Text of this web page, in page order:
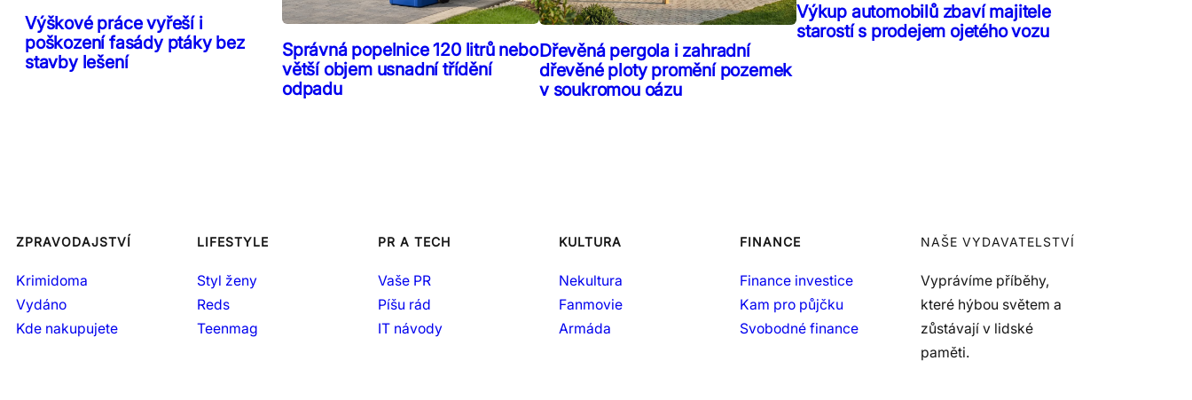
Výškové práce vyřeší i
poškození fasády ptáky bez
stavby lešení
Správná popelnice 120 litrů nebo
větší objem usnadní třídění
odpadu
Dřevěná pergola i zahradní
dřevěné ploty promění pozemek
v soukromou oázu
Výkup automobilů zbaví majitele
starostí s prodejem ojetého vozu
ZPRAVODAJSTVÍ
Krimidoma
Vydáno
Kde nakupujete
LIFESTYLE
Styl ženy
Reds
Teenmag
PR A TECH
Vaše PR
Píšu rád
IT návody
KULTURA
Nekultura
Fanmovie
Armáda
FINANCE
Finance investice
Kam pro půjčku
Svobodné finance
NAŠE VYDAVATELSTVÍ
Vyprávíme příběhy,
které hýbou světem a
zůstávají v lidské
paměti.